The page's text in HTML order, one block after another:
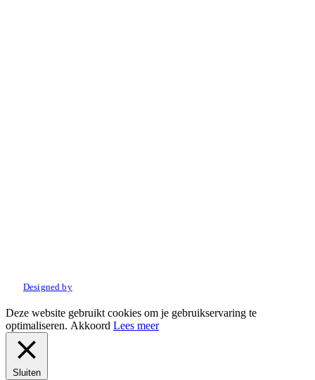
Designed by
Deze website gebruikt cookies om je gebruikservaring te
optimaliseren. Akkoord Lees meer
Sluiten